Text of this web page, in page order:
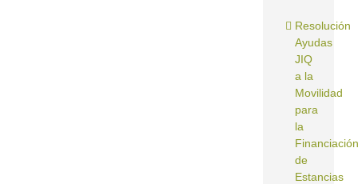
Resolución
Ayudas
JIQ
a la
Movilidad
para
la
Financiación
de
Estancias